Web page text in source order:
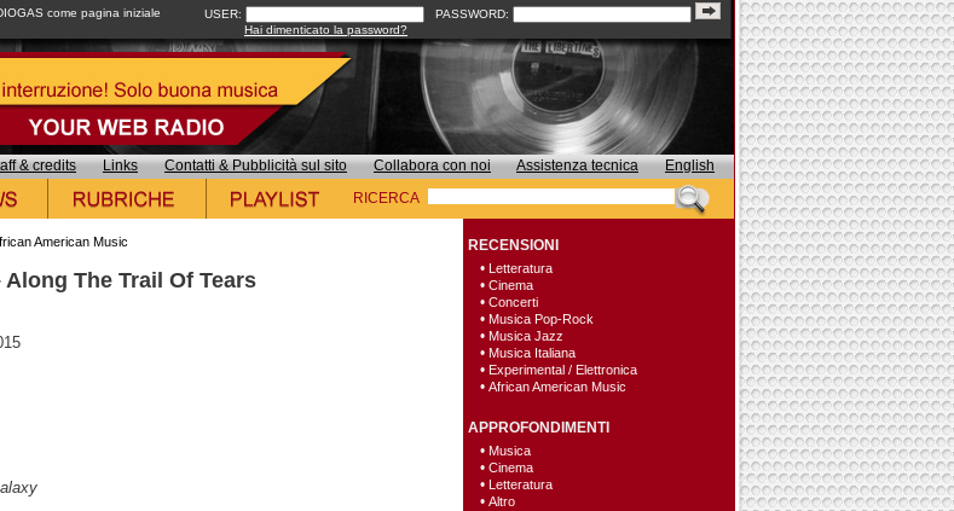
come pagina iniziale USER:
PASSWORD:
Hai dimenticato la password?
& credits Links Contatti & Pubblicità sul sito Collabora con noi Assistenza tecnica
English
RICERCA
American Music
The Trail Of Tears
RECENSIONI
• Letteratura
• Cinema
• Concerti
• Musica Pop-Rock
• Musica Jazz
• Musica Italiana
• Experimental / Elettronica
• African American Music
APPROFONDIMENTI
• Musica
• Cinema
• Letteratura
• Altro